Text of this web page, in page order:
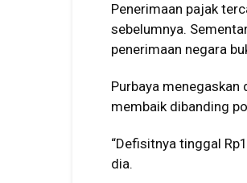
Penerimaan pajak
sebelumnya.
penerimaan negara
Purbaya
membaik dibanding
“Defisitnya tinggal
dia.